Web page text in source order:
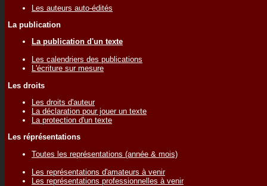
Les auteurs auto-édités
La publication
La publication d'un texte
Les calendriers des publications
L'écriture sur mesure
Les droits
Les droits d'auteur
La déclaration pour jouer un texte
La protection d'un texte
Les réprésentations
Toutes les représentations (année & mois)
Les représentations d'amateurs à venir
Les représentations professionnelles à venir